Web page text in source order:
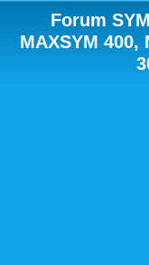
Forum
MAXSYM 400,